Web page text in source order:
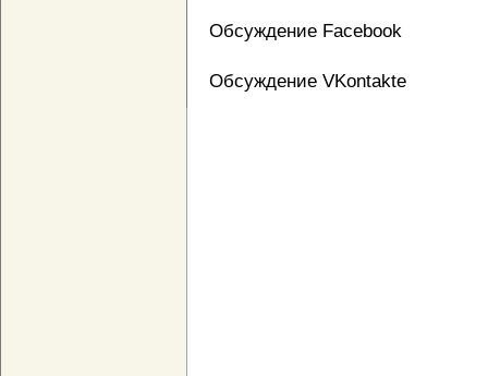
Обсуждение Facebook
Обсуждение VKontakte